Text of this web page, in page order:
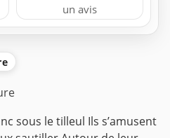
un avis
sous le tilleul Ils s’amusent